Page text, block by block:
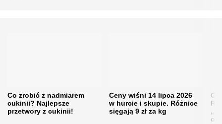
Co zrobić z nadmiarem
cukinii? Najlepsze
przetwory z cukinii!
Ceny wiśni 14 lipca 2026
w hurcie i skupie. Różnice
sięgają 9 zł za kg